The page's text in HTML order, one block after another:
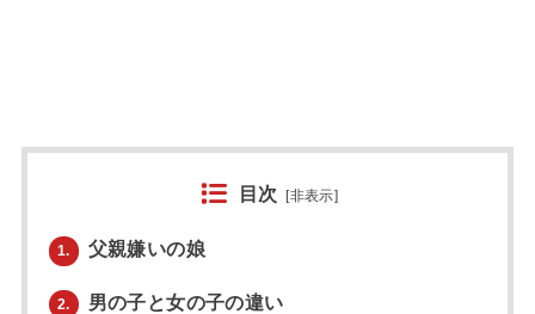
目次 [非表示]
1. 父親嫌いの娘
2. 男の子と女の子の違い